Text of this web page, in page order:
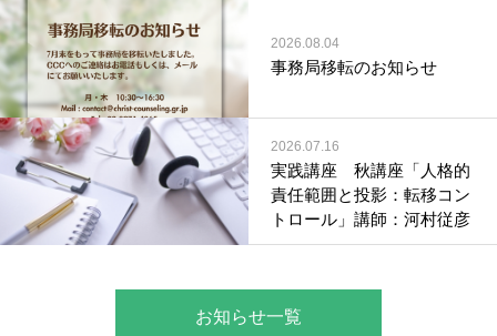
2026.08.04
事務局移転のお知らせ
2026.07.16
実践講座 秋講座「人格的
責任範囲と投影：転移コン
トロール」講師：河村従彦
お知らせ一覧